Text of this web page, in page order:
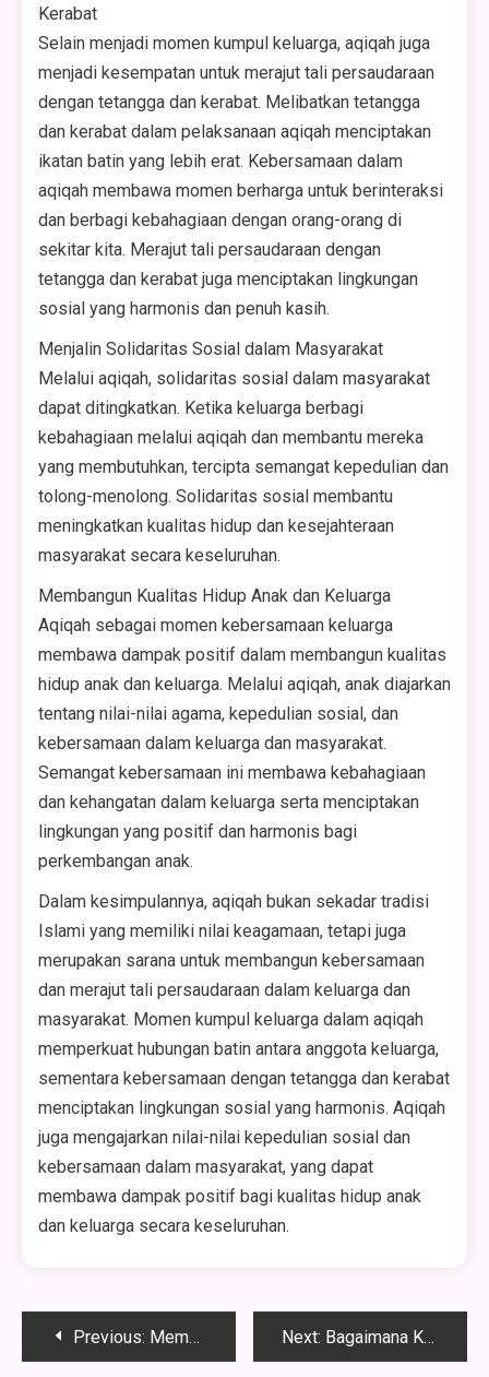
Kerabat
Selain menjadi momen kumpul keluarga, aqiqah juga
menjadi kesempatan untuk merajut tali persaudaraan
dengan tetangga dan kerabat. Melibatkan tetangga
dan kerabat dalam pelaksanaan aqiqah menciptakan
ikatan batin yang lebih erat. Kebersamaan dalam
aqiqah membawa momen berharga untuk berinteraksi
dan berbagi kebahagiaan dengan orang-orang di
sekitar kita. Merajut tali persaudaraan dengan
tetangga dan kerabat juga menciptakan lingkungan
sosial yang harmonis dan penuh kasih.
Menjalin Solidaritas Sosial dalam Masyarakat
Melalui aqiqah, solidaritas sosial dalam masyarakat
dapat ditingkatkan. Ketika keluarga berbagi
kebahagiaan melalui aqiqah dan membantu mereka
yang membutuhkan, tercipta semangat kepedulian dan
tolong-menolong. Solidaritas sosial membantu
meningkatkan kualitas hidup dan kesejahteraan
masyarakat secara keseluruhan.
Membangun Kualitas Hidup Anak dan Keluarga
Aqiqah sebagai momen kebersamaan keluarga
membawa dampak positif dalam membangun kualitas
hidup anak dan keluarga. Melalui aqiqah, anak diajarkan
tentang nilai-nilai agama, kepedulian sosial, dan
kebersamaan dalam keluarga dan masyarakat.
Semangat kebersamaan ini membawa kebahagiaan
dan kehangatan dalam keluarga serta menciptakan
lingkungan yang positif dan harmonis bagi
perkembangan anak.
Dalam kesimpulannya, aqiqah bukan sekadar tradisi
Islami yang memiliki nilai keagamaan, tetapi juga
merupakan sarana untuk membangun kebersamaan
dan merajut tali persaudaraan dalam keluarga dan
masyarakat. Momen kumpul keluarga dalam aqiqah
memperkuat hubungan batin antara anggota keluarga,
sementara kebersamaan dengan tetangga dan kerabat
menciptakan lingkungan sosial yang harmonis. Aqiqah
juga mengajarkan nilai-nilai kepedulian sosial dan
kebersamaan dalam masyarakat, yang dapat
membawa dampak positif bagi kualitas hidup anak
dan keluarga secara keseluruhan.
PostPrevious: Membedah Geotextile Woven: Fungsi dan Aplikasi untuk Mengatasi Erosi Tanah Next: Bagaimana Kontraktor Fire Alarm Protection System Bekerja?